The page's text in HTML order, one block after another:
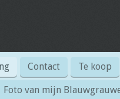
Contact Te koop
Foto van mijn